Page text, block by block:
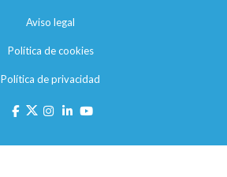
Aviso legal
Política de cookies
Política de privacidad